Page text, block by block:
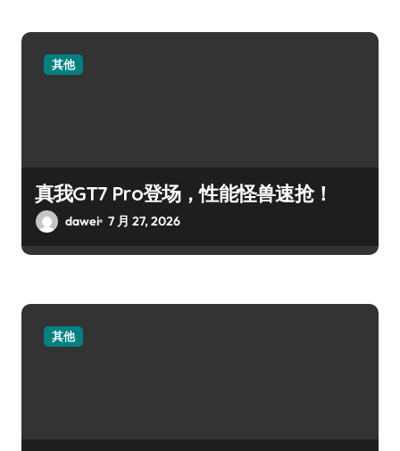
其他
真我GT7 Pro登场，性能怪兽速抢！
dawei 7 月 27, 2026
其他